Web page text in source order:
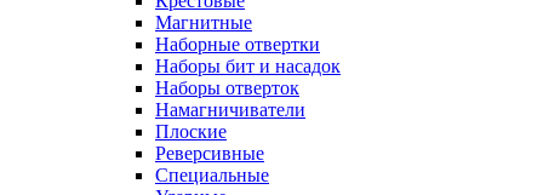
Магнитные
Наборные отвертки
Наборы бит и насадок
Наборы отверток
Намагничиватели
Плоские
Реверсивные
Специальные